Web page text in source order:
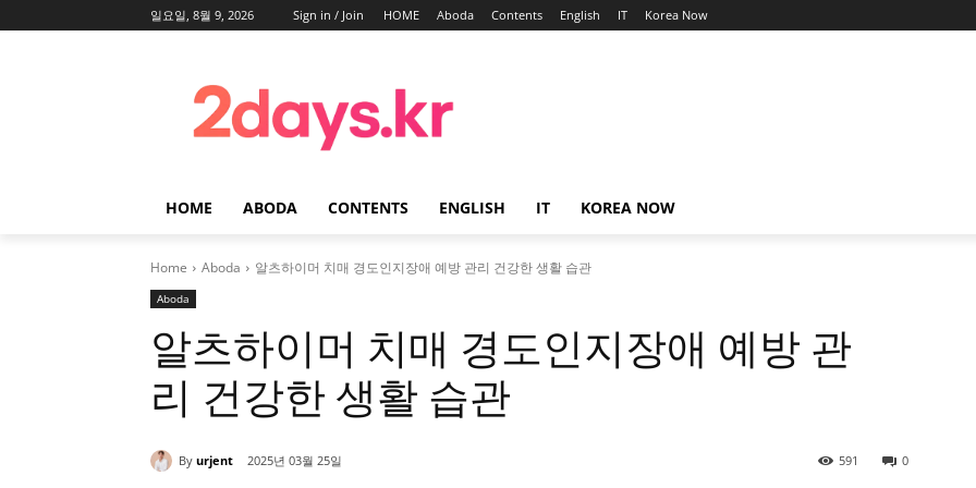
일요일, 8월 9, 2026 Sign in / Join HOME Aboda Contents English IT Korea Now
HOME ABODA CONTENTS ENGLISH IT KOREA NOW
Home Aboda 알츠하이머 치매 경도인지장애 예방 관리 건강한 생활 습관
Aboda
알츠하이머 치매 경도인지장애 예방 관
리 건강한 생활 습관
By urjent 2025년 03월 25일 0
591